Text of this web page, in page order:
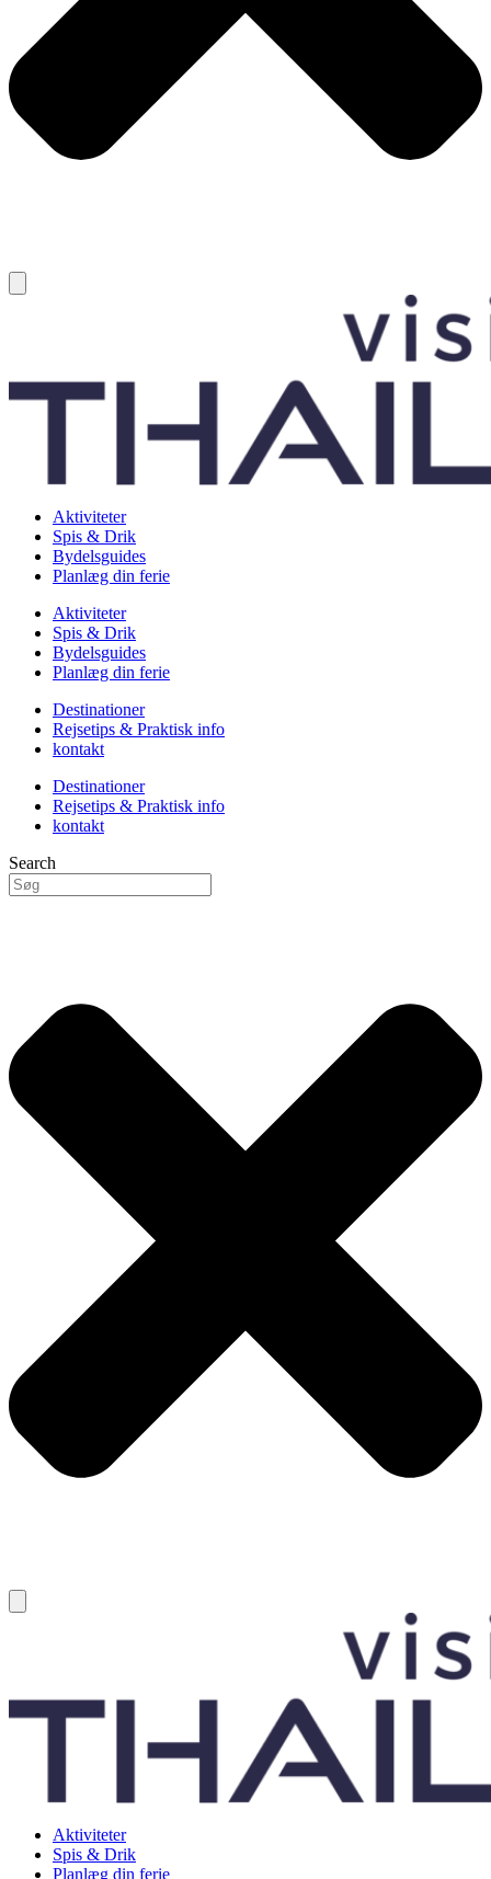
Aktiviteter
Spis & Drik
Bydelsguides
Planlæg din ferie
Aktiviteter
Spis & Drik
Bydelsguides
Planlæg din ferie
Destinationer
Rejsetips & Praktisk info
kontakt
Destinationer
Rejsetips & Praktisk info
kontakt
Search
Aktiviteter
Spis & Drik
Planlæg din ferie